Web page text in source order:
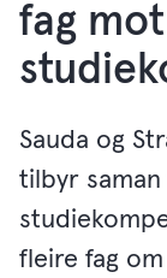
fag mot
Sauda og
tilbyr saman
fleire fag